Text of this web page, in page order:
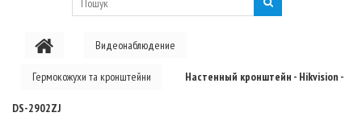
PON ОБЛАДНАННЯ
Видеонаблюдение
Гермокожухи та кронштейни Настенный кронштейн - Hikvision -
DS-2902ZJ